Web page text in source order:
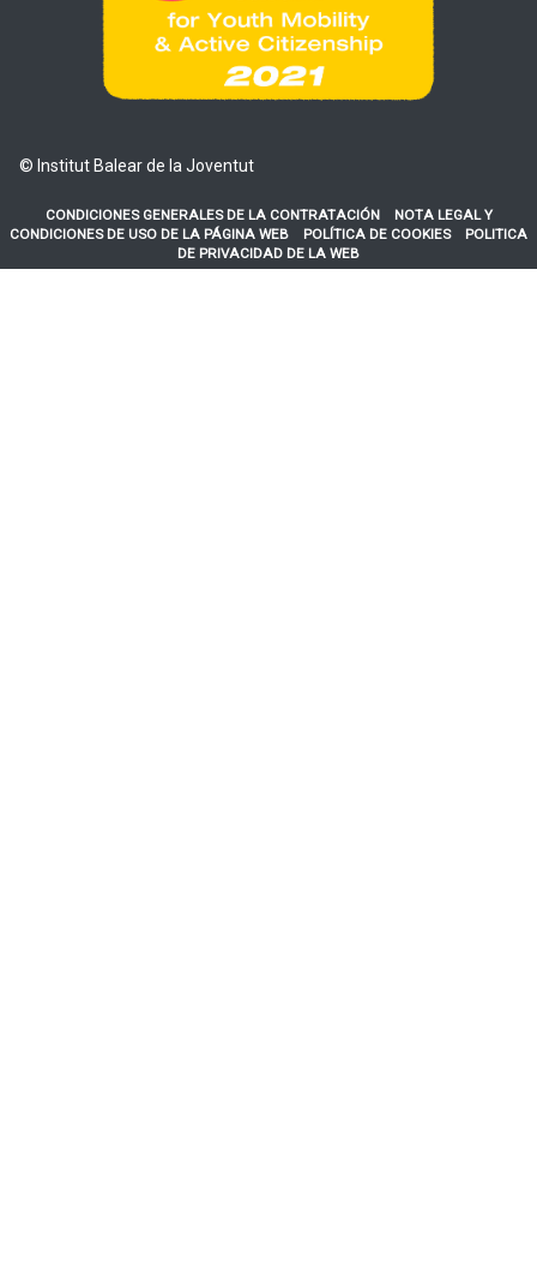
© Institut Balear de la Joventut
CONDICIONES GENERALES DE LA CONTRATACIÓN
NOTA LEGAL Y
CONDICIONES DE USO DE LA PÁGINA WEB
POLÍTICA DE COOKIES
POLITICA
DE PRIVACIDAD DE LA WEB